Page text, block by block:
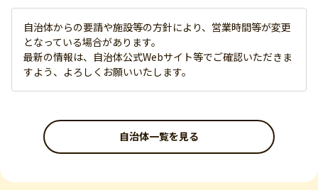
自治体からの要請や施設等の方針により、営業時間等が変更
となっている場合があります。
最新の情報は、自治体公式Webサイト等でご確認いただきま
すよう、よろしくお願いいたします。
自治体一覧を見る